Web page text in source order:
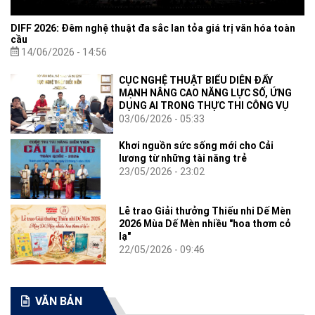
DIFF 2026: Đêm nghệ thuật đa sắc lan tỏa giá trị văn hóa toàn
cầu
14/06/2026 - 14:56
CỤC NGHỆ THUẬT BIỂU DIỄN ĐẨY
MẠNH NÂNG CAO NĂNG LỰC SỐ, ỨNG
DỤNG AI TRONG THỰC THI CÔNG VỤ
03/06/2026 - 05:33
Khơi nguồn sức sống mới cho Cải
lương từ những tài năng trẻ
23/05/2026 - 23:02
Lễ trao Giải thưởng Thiếu nhi Dế Mèn
2026 Mùa Dế Mèn nhiều "hoa thơm cỏ
lạ"
22/05/2026 - 09:46
VĂN BẢN